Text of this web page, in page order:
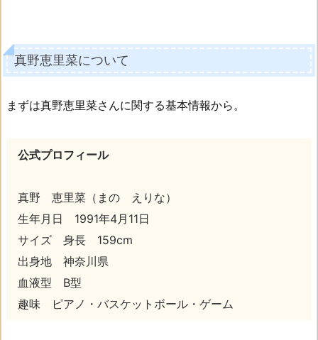
真野恵里菜について
まずは真野恵里菜さんに関する基本情報から。
公式プロフィール
真野 恵里菜（まの えりな）
生年月日 1991年4月11日
サイズ 身長 159cm
出身地 神奈川県
血液型 B型
趣味 ピアノ・バスケットボール・ゲーム